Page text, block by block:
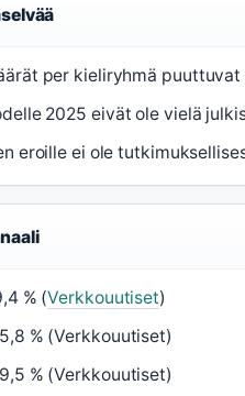
per kieliryhmä
2025 eivät ole vielä
eroille ei ole
% (Verkkouutiset)
% (Verkkouutiset)
% (Verkkouutiset)